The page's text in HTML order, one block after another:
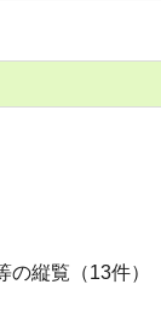
の縦覧（13件）